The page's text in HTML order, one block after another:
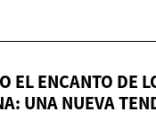
EL ENCANTO DE
UNA NUEVA